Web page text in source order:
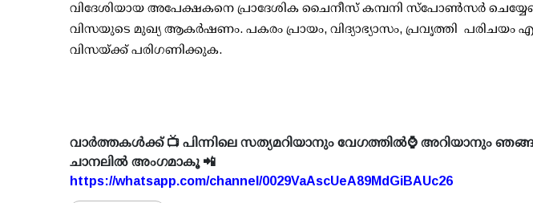
വിദേശിയായ അപേക്ഷകനെ പ്രാദേശിക ചൈനീസ് കമ്പനി സ്പോണ്‍സര്‍
വിസയുടെ മുഖ്യ ആകര്‍ഷണം. പകരം പ്രായം, വിദ്യാഭ്യാസം, പ്രവൃത്തി പരിചയം
വിസയ്ക്ക് പരിഗണിക്കുക.
വാർത്തകൾക്ക് 📺 പിന്നിലെ സത്യമറിയാനും വേഗത്തിൽ⌚ അറിയാനും
ചാനലിൽ അംഗമാകൂ 📲
https://whatsapp.com/channel/0029VaAscUeA89MdGiBAUc26